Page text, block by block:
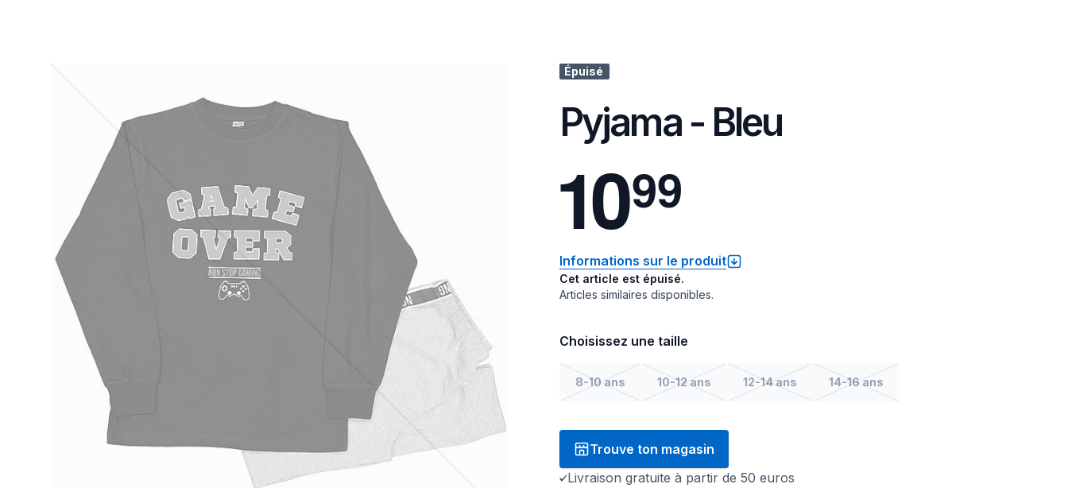
Épuisé
Pyjama - Bleu
1099
Informations sur le produit
Cet article est épuisé.
Articles similaires disponibles.
Choisissez une taille
8-10 ans 10-12 ans 12-14 ans 14-16 ans
Trouve ton magasin
Livraison gratuite à partir de 50 euros